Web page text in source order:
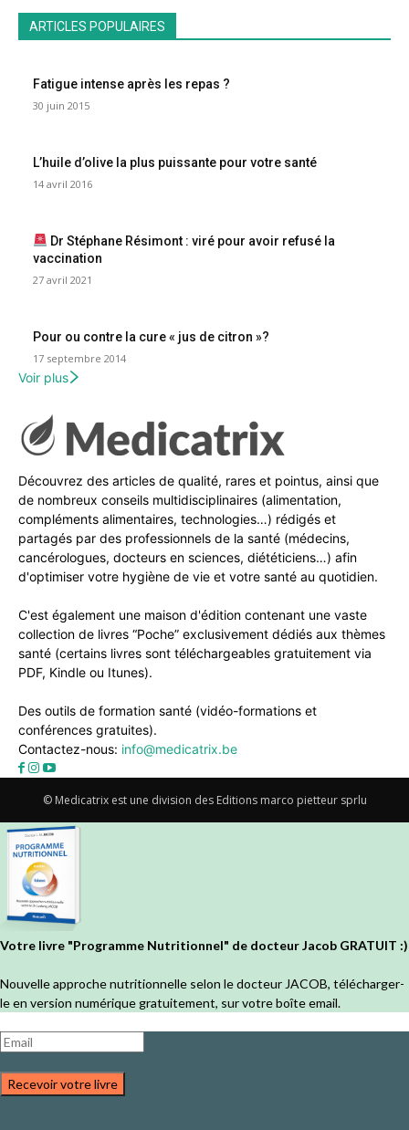
ARTICLES POPULAIRES
Fatigue intense après les repas ?
30 juin 2015
L’huile d’olive la plus puissante pour votre santé
14 avril 2016
Dr Stéphane Résimont : viré pour avoir refusé la
vaccination
27 avril 2021
Pour ou contre la cure « jus de citron »?
17 septembre 2014
Voir plus
Découvrez des articles de qualité, rares et pointus, ainsi que
de nombreux conseils multidisciplinaires (alimentation,
compléments alimentaires, technologies…) rédigés et
partagés par des professionnels de la santé (médecins,
cancérologues, docteurs en sciences, diététiciens…) afin
d'optimiser votre hygiène de vie et votre santé au quotidien.
C'est également une maison d'édition contenant une vaste
collection de livres “Poche” exclusivement dédiés aux thèmes
santé (certains livres sont téléchargeables gratuitement via
PDF, Kindle ou Itunes).
Des outils de formation santé (vidéo-formations et
conférences gratuites).
Contactez-nous: info@medicatrix.be
© Medicatrix est une division des Editions marco pietteur sprlu
Votre livre "Programme Nutritionnel" de docteur Jacob GRATUIT :)
Nouvelle approche nutritionnelle selon le docteur JACOB, télécharger-
le en version numérique gratuitement, sur votre boîte email.
Recevoir votre livre